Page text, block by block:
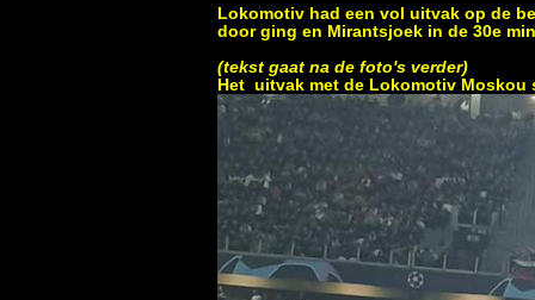
Lokomotiv had een vol uitvak op de
door ging en Mirantsjoek in de 30e
(tekst gaat na de foto's verder)
Het uitvak met de Lokomotiv Moskou